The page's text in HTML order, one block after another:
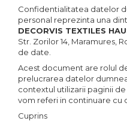
Confidentialitatea datelor
personal reprezinta una
DECORVIS TEXTILES
Str. Zorilor 14, Maramures,
de date.
Acest document are rolul
prelucrarea datelor
contextul utilizarii paginii
vom referi in continuare cu
Cuprins